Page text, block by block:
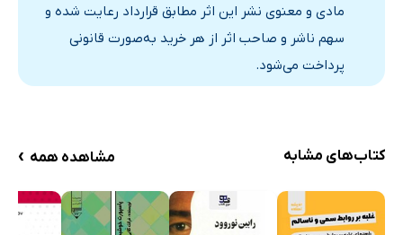
مادی و معنوی نشر این اثر مطابق قرارداد رعایت شده و
سهم ناشر و صاحب اثر از هر خرید به‌صورت قانونی
پرداخت می‌شود.
کتاب‌های مشابه مشاهده همه ›